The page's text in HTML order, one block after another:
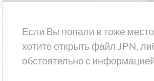
Если Вы попали в тоже
хотите открыть файл JPN,
обстоятельно с